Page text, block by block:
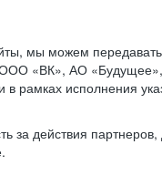
мы можем
«ВК», АО
рамках исполнения
за действия